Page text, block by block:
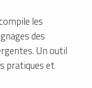
les
des
Un outil
pratiques et